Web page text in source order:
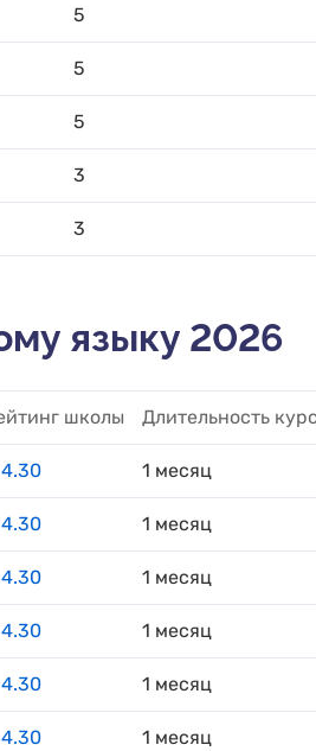
5
5
5
3
3
языку 2026
школы Длительность
4.30 1 месяц
4.30 1 месяц
4.30 1 месяц
4.30 1 месяц
4.30 1 месяц
4.30 1 месяц